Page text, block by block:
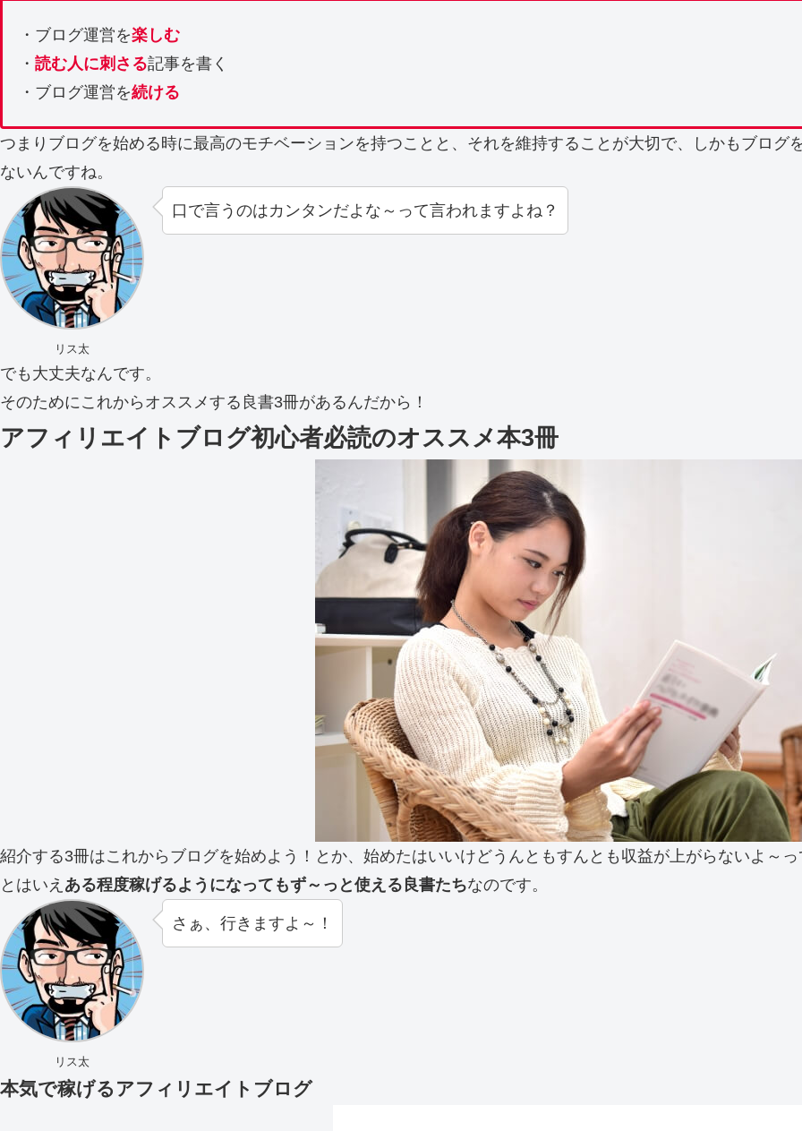
・ブログ運営を楽しむ
・ 読む人に刺さる記事を書く
・ブログ運営を続ける
つまりブログを始める時に最高のモチベーションを持つことと、それを維持することが大切で、しかもブロ
ないんですね。
リス太
口で言うのはカンタンだよな～って言われますよね？
でも大丈夫なんです。
そのためにこれからオススメする良書3冊があるんだから！
アフィリエイトブログ初心者必読のオススメ本3冊
紹介する3冊はこれからブログを始めよう！とか、始めたはいいけどうんともすんとも収益が上がらないよ～
とはいえ ある程度稼げるようになってもず～っと使える良書たちなのです。
リス太
さぁ、行きますよ～！
本気で稼げるアフィリエイトブログ